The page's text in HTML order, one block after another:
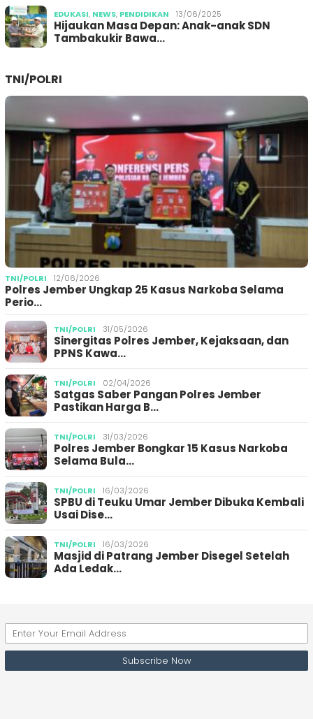
EDUKASI, NEWS, PENDIDIKAN 13/06/2025
Hijaukan Masa Depan: Anak-anak SDN
Tambakukir Bawa…
TNI/POLRI
TNI/POLRI 12/06/2026
Polres Jember Ungkap 25 Kasus Narkoba Selama
Perio…
TNI/POLRI 31/05/2026
Sinergitas Polres Jember, Kejaksaan, dan
PPNS Kawa…
TNI/POLRI 02/04/2026
Satgas Saber Pangan Polres Jember
Pastikan Harga B…
TNI/POLRI 31/03/2026
Polres Jember Bongkar 15 Kasus Narkoba
Selama Bula…
TNI/POLRI 16/03/2026
SPBU di Teuku Umar Jember Dibuka Kembali
Usai Dise…
TNI/POLRI 16/03/2026
Masjid di Patrang Jember Disegel Setelah
Ada Ledak…